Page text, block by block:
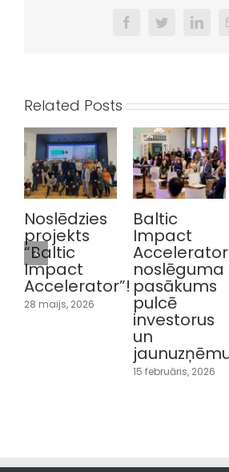
FacebookTwitter
Related Posts
Noslēdzies
projekts
“Baltic
Impact
Accelerator”!
28 maijs, 2026
Baltic
Impact
Accelerator
noslēguma
pasākums
pulcē
investorus
un
15 februāris, 2026